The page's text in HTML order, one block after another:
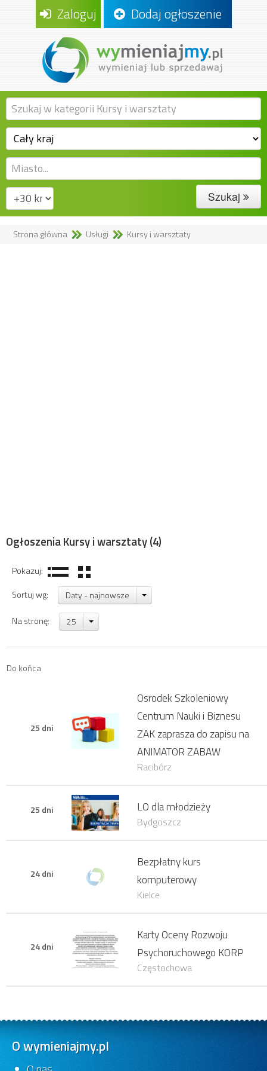
Zaloguj Dodaj ogłoszenie
Szukaj
Strona główna Usługi Kursy i warsztaty
Ogłoszenia Kursy i warsztaty(4)
Pokazuj:
Sortuj wg:
Daty - najnowsze
Na stronę: 25
Do końca
25 dni
Osrodek Szkoleniowy
Centrum Nauki i Biznesu
ZAK zaprasza do zapisu na
ANIMATOR ZABAW
Racibórz
25 dni LO dla młodzieży
Bydgoszcz
24 dni
Bezpłatny kurs
komputerowy
Kielce
24 dni
Karty Oceny Rozwoju
Psychoruchowego KORP
Częstochowa
O wymieniajmy.pl